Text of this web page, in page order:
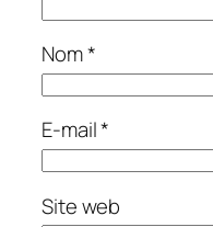
Nom*
E-mail*
Site web